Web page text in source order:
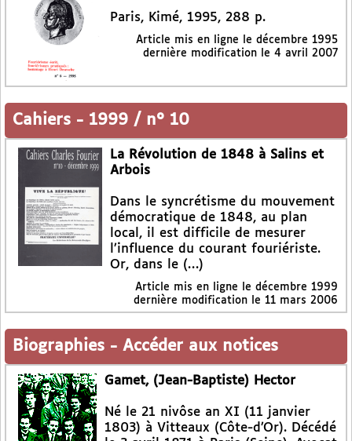
Paris, Kimé, 1995, 288 p.
Article mis en ligne le décembre 1995
dernière modification le 4 avril 2007
Cahiers - 1999 / n° 10
La Révolution de 1848 à Salins et
Arbois
Dans le syncrétisme du mouvement
démocratique de 1848, au plan
local, il est difficile de mesurer
l’influence du courant fouriériste.
Or, dans le (…)
Article mis en ligne le décembre 1999
dernière modification le 11 mars 2006
Biographies - Accéder aux notices
Gamet, (Jean-Baptiste) Hector
Né le 21 nivôse an XI (11 janvier
1803) à Vitteaux (Côte-d’Or). Décédé